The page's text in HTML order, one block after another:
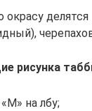
рисунка
на лбу;